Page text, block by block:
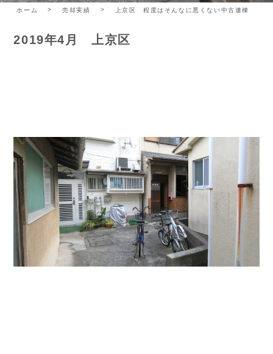
ホーム 売却実績 上京区 程度はそんなに悪くない中古連棟
2019年4月 上京区